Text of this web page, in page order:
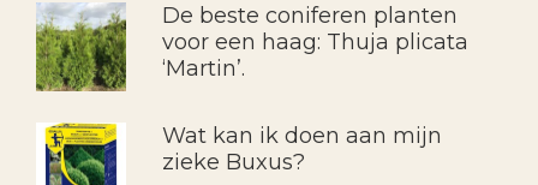
De beste coniferen planten
voor een haag: Thuja plicata
‘Martin’.
Wat kan ik doen aan mijn
zieke Buxus?